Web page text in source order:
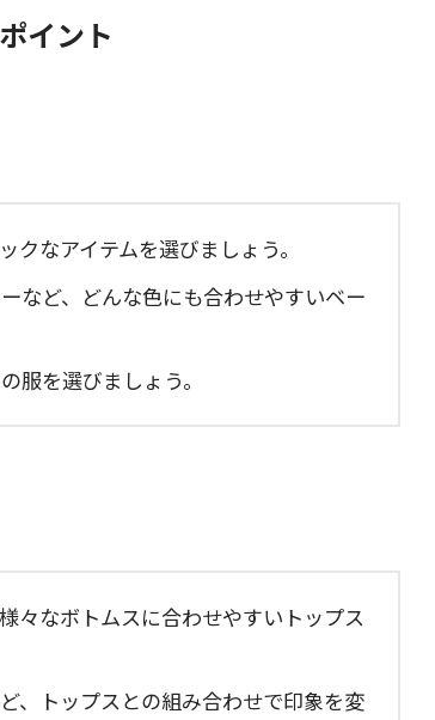
イント
クなアイテムを選びましょう。
など、どんな色にも合わせやすいベー
服を選びましょう。
々なボトムスに合わせやすいトップス
、トップスとの組み合わせで印象を変